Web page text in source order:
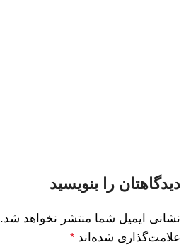
دیدگاهتان را بنویسید
نشانی ایمیل شما منتشر نخواهد شد.
علامت‌گذاری شده‌اند *